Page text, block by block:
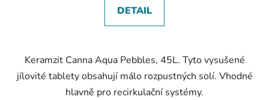
DETAIL
Keramzit Canna Aqua Pebbles, 45L. Tyto vysušené
jílovité tablety obsahují málo rozpustných solí. Vhodné
hlavně pro recirkulační systémy.